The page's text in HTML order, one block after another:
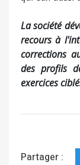
La société
recours à
corrections
des profils
exercices
Partager :